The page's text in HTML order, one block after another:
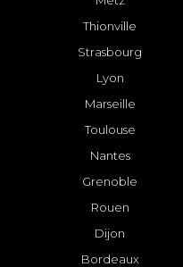
Thionville
Strasbourg
Lyon
Marseille
Toulouse
Nantes
Grenoble
Rouen
Dijon
Bordeaux